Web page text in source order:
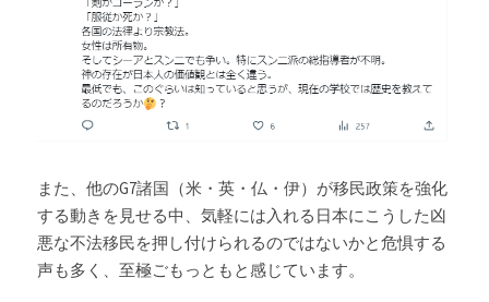
また、他のG7諸国（米・英・仏・伊）が移民政策を強化
する動きを見せる中、気軽には入れる日本にこうした凶
悪な不法移民を押し付けられるのではないかと危惧する
声も多く、至極ごもっともと感じています。